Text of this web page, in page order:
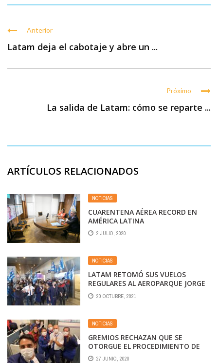
Anterior
Latam deja el cabotaje y abre un ...
Próximo
La salida de Latam: cómo se reparte ...
ARTÍCULOS RELACIONADOS
NOTICIAS
CUARENTENA AÉREA RECORD EN
AMÉRICA LATINA
2 JULIO, 2020
NOTICIAS
LATAM RETOMÓ SUS VUELOS
REGULARES AL AEROPARQUE JORGE
NEWBERY Y HUBO PROTESTAS DE
TRABAJADORES DE LA EX FILIAL
20 OCTUBRE, 2021
NOTICIAS
GREMIOS RECHAZAN QUE SE
OTORGUE EL PROCEDIMIENTO DE
CRISIS A LATAM
27 JUNIO, 2020